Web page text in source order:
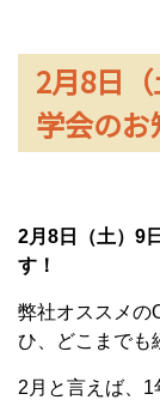
2月8日
学会のお
2月8日（土）9
す！
弊社オススメの
ひ、どこまでも
2月と言えば、1